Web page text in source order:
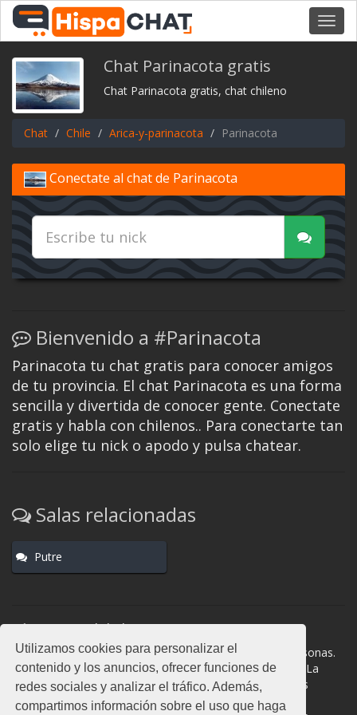
Utilizamos cookies para personalizar el
contenido y los anuncios, ofrecer funciones de
redes sociales y analizar el tráfico. Además,
compartimos información sobre el uso que haga
Chat Parinacota gratis
Chat Parinacota gratis, chat chileno
Chat Chile Arica-y-parinacota Parinacota
Conectate al chat de Parinacota
Bienvenido a #Parinacota
Parinacota tu chat gratis para conocer amigos
de tu provincia. El chat Parinacota es una forma
sencilla y divertida de conocer gente. Conectate
gratis y habla con chilenos.. Para conectarte tan
solo elige tu nick o apodo y pulsa chatear.
Salas relacionadas
Putre
Normas del chat
#Parinacota es una sala donde participan cientos de personas.
Mantén la educación y compórtate como en la vida real. La
privacidad de los usuarios es muy importante, no facilites
información de terceros. Todas las salas cuentan con